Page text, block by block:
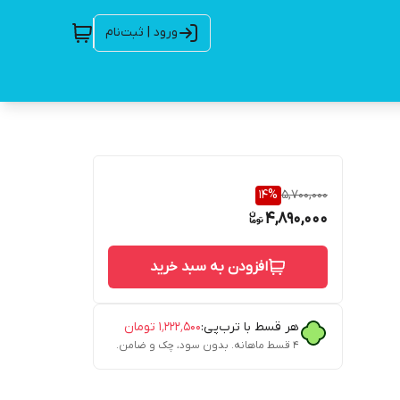
ورود | ثبت‌نام
5,700,000
14%
4,890,000
افزودن به سبد خرید
هر قسط با ترب‌پی:۱٬۲۲۲٬۵۰۰ تومان
۴ قسط ماهانه. بدون سود، چک و ضامن.